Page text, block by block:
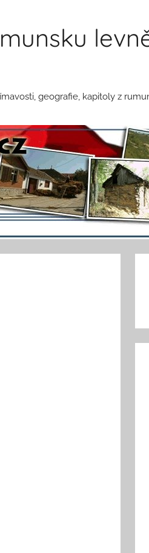
geografie, kapitoly z